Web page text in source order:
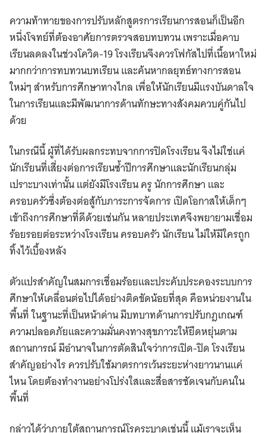
ความท้าทายของการปรับหลักสูตรการเรียนการสอนก็เป็นอีก
หนึ่งโจทย์ที่ต้องอาศัยการตรวจสอบทบทวน เพราะเมื่อคาบ
เรียนลดลงในช่วงโควิด-19 โรงเรียนจึงควรโฟกัสไปที่เนื้อหาใหม่
มากกว่าการทบทวนบทเรียน และค้นหากลยุทธ์ทางการสอน
ใหม่ๆ สำหรับการศึกษาทางไกล เพื่อให้นักเรียนมีแรงบันดาลใจ
ในการเรียนและมีพัฒนาการด้านทักษะทางสังคมควบคู่กันไป
ด้วย
ในกรณีนี้ ผู้ที่ได้รับผลกระทบจากการปิดโรงเรียน จึงไม่ใช่แค่
นักเรียนที่เสี่ยงต่อการเรียนซ้ำปีการศึกษาและนักเรียนกลุ่ม
เปราะบางเท่านั้น แต่ยังมีโรงเรียน ครู นักการศึกษา และ
ครอบครัวซึ่งต้องต่อสู้กับภาระการจัดการ เปิดโอกาสให้เด็กๆ
เข้าถึงการศึกษาที่ดีด้วยเช่นกัน หลายประเทศจึงพยายามเชื่อม
ร้อยรอยต่อระหว่างโรงเรียน ครอบครัว นักเรียน ไม่ให้มีใครถูก
ทิ้งไว้เบื้องหลัง
ตัวแปรสำคัญในสมการเชื่อมร้อยและประคับประคองระบบการ
ศึกษาให้เคลื่อนต่อไปได้อย่างติดขัดน้อยที่สุด คือหน่วยงานใน
พื้นที่ ในฐานะที่เป็นหน้าด่าน มีบทบาทด้านการปรับกฎเกณฑ์
ความปลอดภัยและความมั่นคงทางสุขภาวะให้ยืดหยุ่นตาม
สถานการณ์ มีอำนาจในการตัดสินใจว่าการเปิด-ปิด โรงเรียน
สำคัญอย่างไร ควรปรับใช้มาตรการเว้นระยะห่างยาวนานแค่
ไหน โดยต้องทำงานอย่างโปร่งใสและสื่อสารชัดเจนกับคนใน
พื้นที่
กล่าวได้ว่าภายใต้สถานการณ์โรคระบาดเช่นนี้ แม้เราจะเห็น